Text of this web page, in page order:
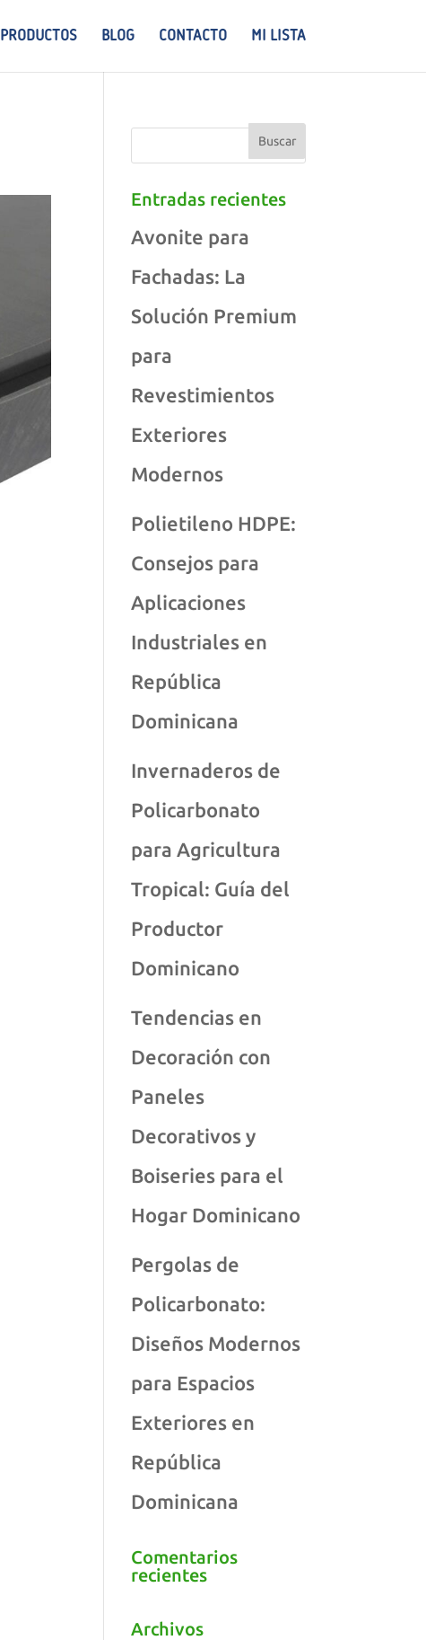
PRODUCTOS BLOG CONTACTO MI LISTA
Entradas recientes
Avonite para
Fachadas: La
Solución Premium
para
Revestimientos
Exteriores
Modernos
Polietileno HDPE:
Consejos para
Aplicaciones
Industriales en
República
Dominicana
Invernaderos de
Policarbonato
para Agricultura
Tropical: Guía del
Productor
Dominicano
Tendencias en
Decoración con
Paneles
Decorativos y
Boiseries para el
Hogar Dominicano
Pergolas de
Policarbonato:
Diseños Modernos
para Espacios
Exteriores en
República
Dominicana
Comentarios
recientes
Archivos